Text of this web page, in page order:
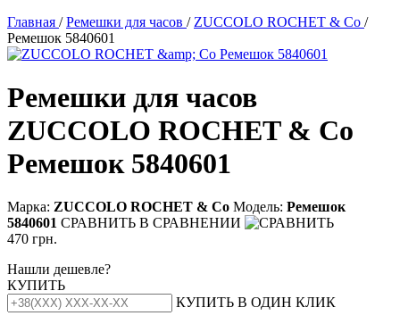
Главная /Ремешки для часов / ZUCCOLO ROCHET & Cо /
Ремешок 5840601
Ремешки для часов
ZUCCOLO ROCHET & Cо
Ремешок 5840601
Марка: ZUCCOLO ROCHET & Cо Модель: Ремешок
5840601 СРАВНИТЬ В СРАВНЕНИИ
470 грн.
Нашли дешевле?
КУПИТЬ
КУПИТЬ В ОДИН КЛИК